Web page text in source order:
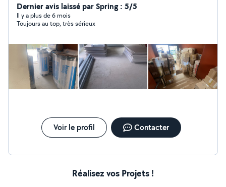
Dernier avis laissé par Spring : 5/5
Il y a plus de 6 mois
Toujours au top, très sérieux
Voir le profil Contacter
Réalisez vos Projets !